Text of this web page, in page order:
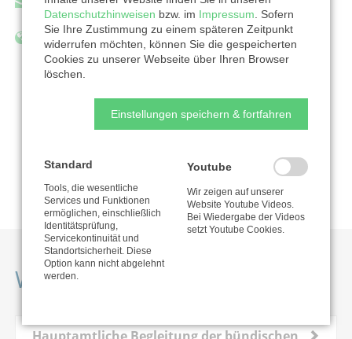
c.hemsath@cvjm-westbund.de
http://www.cvjm-westbund.de/
Zur Organisation
Nutzungsbedingungen
Weitere Projekte
Datenschutzhinweisen bzw. im Impressum . Sofern
Sie Ihre Zustimmung zu einem späteren Zeitpunkt
widerrufen möchten, können Sie die gespeicherten
Cookies zu unserer Webseite über Ihren Browser
löschen.
Einstellungen speichern & fortfahren
Standard
Tools, die wesentliche
Services und Funktionen
ermöglichen, einschließlich
Identitätsprüfung,
Servicekontinuität und
Standortsicherheit. Diese
Option kann nicht abgelehnt
werden.
Youtube
Wir zeigen auf unserer
Website Youtube Videos.
Bei Wiedergabe der Videos
setzt Youtube Cookies.